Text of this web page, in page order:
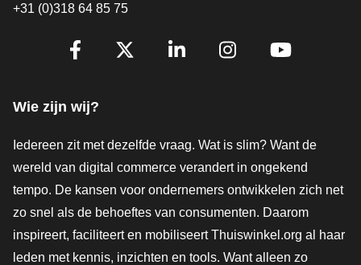
+31 (0)318 64 85 75
Volg je ons al?
Wie zijn wij?
Iedereen zit met dezelfde vraag. Wat is slim? Want de
wereld van digital commerce verandert in ongekend
tempo. De kansen voor ondernemers ontwikkelen zich net
zo snel als de behoeftes van consumenten. Daarom
inspireert, faciliteert en mobiliseert Thuiswinkel.org al haar
leden met kennis, inzichten en tools. Want alleen zo